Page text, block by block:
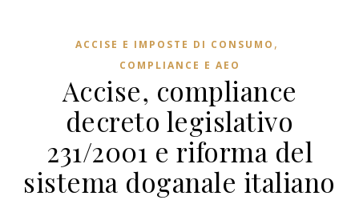
ACCISE E IMPOSTE DI CONSUMO ,
COMPLIANCE E AEO
Accise, compliance
decreto legislativo
231/2001 e riforma del
sistema doganale italiano